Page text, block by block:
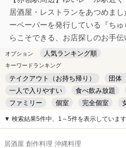
居酒屋・レストランをあつめま
ーペーパーを発行している『ち
らこそできる、お店探しのお手伝
オプション 人気ランキング順
キーワードランキング
テイクアウト（お持ち帰り）
団体
一人で入りやすい
食べ飲み放題
ファミリー
個室 完全個室
キッズルーム
安い デート
▼ 検索結果5件中、1～5件を表示しています
居酒屋 創作料理 沖縄料理